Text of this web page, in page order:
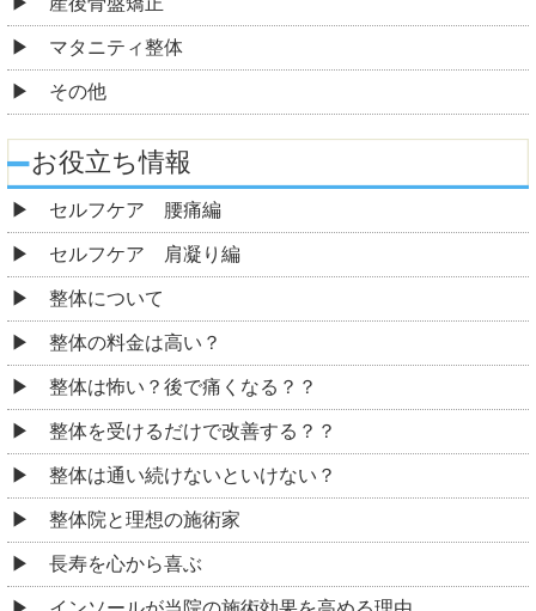
マタニティ整体
その他
お役立ち情報
セルフケア 腰痛編
セルフケア 肩凝り編
整体について
整体の料金は高い？
整体は怖い？後で痛くなる？？
整体を受けるだけで改善する？？
整体は通い続けないといけない？
整体院と理想の施術家
長寿を心から喜ぶ